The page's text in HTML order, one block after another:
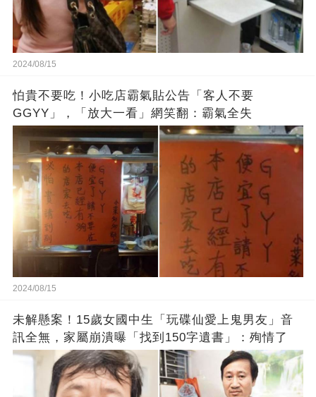
2024/08/15
怕貴不要吃！小吃店霸氣貼公告「客人不要
GGYY」，「放大一看」網笑翻：霸氣全失
2024/08/15
未解懸案！15歲女國中生「玩碟仙愛上鬼男友」音
訊全無，家屬崩潰曝「找到150字遺書」：殉情了